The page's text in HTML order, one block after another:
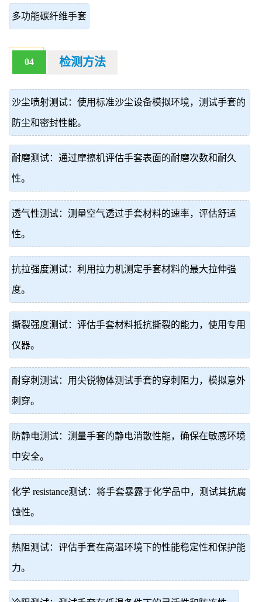
多功能碳纤维手套
04 检测方法
沙尘喷射测试：使用标准沙尘设备模拟环境，测试手套的
防尘和密封性能。
耐磨测试：通过摩擦机评估手套表面的耐磨次数和耐久
性。
透气性测试：测量空气透过手套材料的速率，评估舒适
性。
抗拉强度测试：利用拉力机测定手套材料的最大拉伸强
度。
撕裂强度测试：评估手套材料抵抗撕裂的能力，使用专用
仪器。
耐穿刺测试：用尖锐物体测试手套的穿刺阻力，模拟意外
刺穿。
防静电测试：测量手套的静电消散性能，确保在敏感环境
中安全。
化学 resistance测试：将手套暴露于化学品中，测试其抗腐
蚀性。
热阻测试：评估手套在高温环境下的性能稳定性和保护能
力。